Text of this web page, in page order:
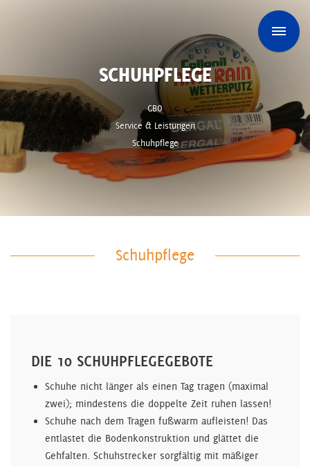
SCHUHPFLEGE
GBO
Service & Leistungen
Schuhpflege
Schuhpflege
DIE 10 SCHUHPFLEGEGEBOTE
Schuhe nicht länger als einen Tag tragen (maximal
zwei); mindestens die doppelte Zeit ruhen lassen!
Schuhe nach dem Tragen fußwarm aufleisten! Das
entlastet die Bodenkonstruktion und glättet die
Gehfalten. Schuhstrecker sorgfältig mit mäßiger